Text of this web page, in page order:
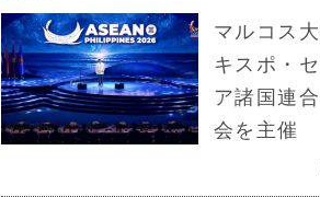
マルコス
キスポ・
ア諸国連
会を主催